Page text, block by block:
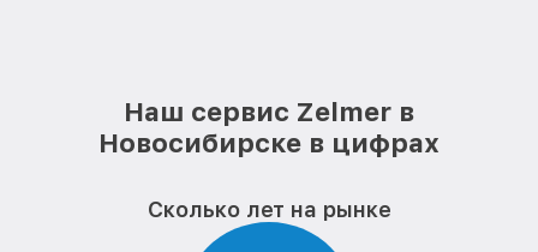
Ремонт платы управления блендера
Наш сервис Zelmer в
Новосибирске в цифрах
Сколько лет на рынке